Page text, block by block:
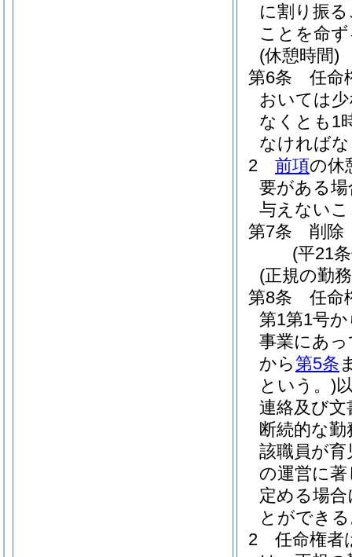
に割り振
ことを命
(休憩時間)
第6条
任命
おいては
なくとも1
なければ
2
前項の休
要がある
与えない
第7条
削除
(平21
(正規の勤
第8条
任命
第1第1号
事業にあ
から第5条
という。)
連絡及び
断続的な
該職員が
の運営に
定める場
とができ
2
任命権者